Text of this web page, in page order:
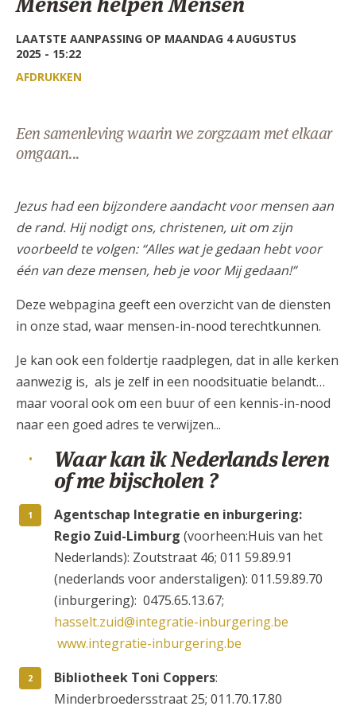
AANMELDEN OF REGISTREREN
LAATSTE AANPASSING OP MAANDAG 4 AUGUSTUS
2025 - 15:22
AFDRUKKEN
Een samenleving waarin we zorgzaam met elkaar
omgaan...
Jezus had een bijzondere aandacht voor mensen aan
de rand. Hij nodigt ons, christenen, uit om zijn
voorbeeld te volgen: “Alles wat je gedaan hebt voor
één van deze mensen, heb je voor Mij gedaan!”
Deze webpagina geeft een overzicht van de diensten
in onze stad, waar mensen-in-nood terechtkunnen.
Je kan ook een foldertje raadplegen, dat in alle kerken
aanwezig is, als je zelf in een noodsituatie belandt…
maar vooral ook om een buur of een kennis-in-nood
naar een goed adres te verwijzen...
Waar kan ik Nederlands leren
of me bijscholen ?
Agentschap Integratie en inburgering:
Regio Zuid-Limburg (voorheen:Huis van het
Nederlands): Zoutstraat 46; 011 59.89.91
(nederlands voor anderstaligen): 011.59.89.70
(inburgering): 0475.65.13.67;
hasselt.zuid@integratie-inburgering.be
www.integratie-inburgering.be
Bibliotheek Toni Coppers:
Minderbroedersstraat 25; 011.70.17.80